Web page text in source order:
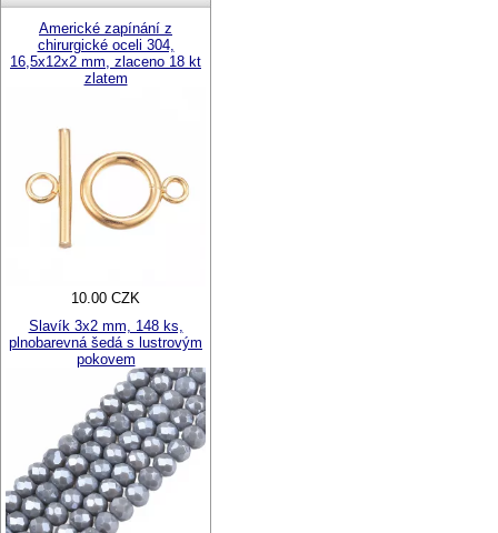
Americké zapínání z
chirurgické oceli 304,
16,5x12x2 mm, zlaceno 18 kt
zlatem
10.00 CZK
Slavík 3x2 mm, 148 ks,
plnobarevná šedá s lustrovým
pokovem